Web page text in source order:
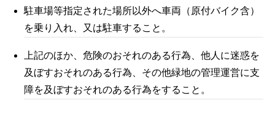
駐車場等指定された場所以外へ車両（原付バイク含）
を乗り入れ、又は駐車すること。
上記のほか、危険のおそれのある行為、他人に迷惑を
及ぼすおそれのある行為、その他緑地の管理運営に支
障を及ぼすおそれのある行為をすること。